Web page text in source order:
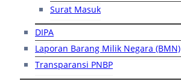
Surat Masuk
DIPA
Laporan Barang Milik Negara (BMN)
Transparansi PNBP